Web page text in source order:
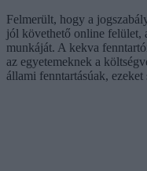
Felmerült, hogy a
jól követhető online felület,
munkáját. A kekva
az egyetemeknek a
állami fenntartásúak,